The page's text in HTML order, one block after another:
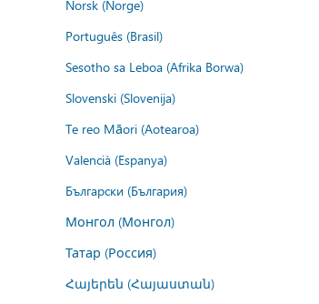
Norsk (Norge)
Português (Brasil)
Sesotho sa Leboa (Afrika Borwa)
Slovenski (Slovenija)
Te reo Māori (Aotearoa)
Valencià (Espanya)
Български (България)
Монгол (Монгол)
Татар (Россия)
Հայերեն (Հայաստան)